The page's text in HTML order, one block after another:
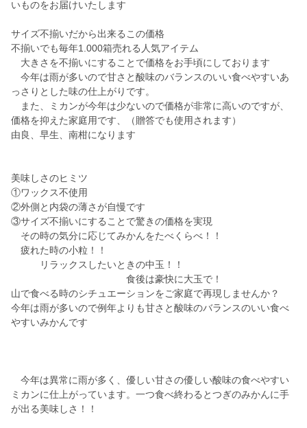
いものをお届けいたします
サイズ不揃いだから出来るこの価格
不揃いでも毎年1.000箱売れる人気アイテム
大きさを不揃いにすることで価格をお手頃にしております
今年は雨が多いので甘さと酸味のバランスのいい食べやすいあ
っさりとした味の仕上がりです。
また、ミカンが今年は少ないので価格が非常に高いのですが、
価格を抑えた家庭用です、（贈答でも使用されます）
由良、早生、南柑になります
美味しさのヒミツ
①ワックス不使用
②外側と内袋の薄さが自慢です
③サイズ不揃いにすることで驚きの価格を実現
その時の気分に応じてみかんをたべくらべ！！
疲れた時の小粒！！
リラックスしたいときの中玉！！
食後は豪快に大玉で！
山で食べる時のシチュエーションをご家庭で再現しませんか？
今年は雨が多いので例年よりも甘さと酸味のバランスのいい食べ
やすいみかんです
今年は異常に雨が多く、優しい甘さの優しい酸味の食べやすい
ミカンに仕上がっています。一つ食べ終わるとつぎのみかんに手
が出る美味しさ！！